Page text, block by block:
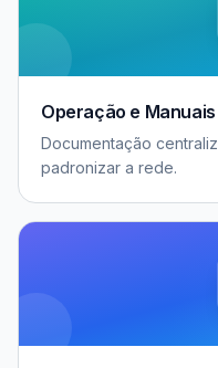
Operação e Manuais
Documentação
padronizar a rede.